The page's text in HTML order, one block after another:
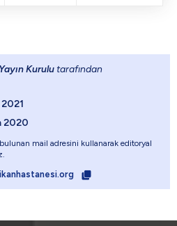
Kurulu tarafından
2020
mail adresini kullanarak editoryal